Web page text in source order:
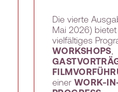
mit hohem Kontrast umschalten
Die vierte
Mai 2026) bietet
vielfältiges
WORKSHOPS,
einer WORK-